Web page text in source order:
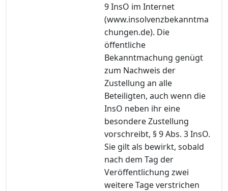
9 InsO im Internet
(www.insolvenzbekanntma
chungen.de). Die
öffentliche
Bekanntmachung genügt
zum Nachweis der
Zustellung an alle
Beteiligten, auch wenn die
InsO neben ihr eine
besondere Zustellung
vorschreibt, § 9 Abs. 3 InsO.
Sie gilt als bewirkt, sobald
nach dem Tag der
Veröffentlichung zwei
weitere Tage verstrichen